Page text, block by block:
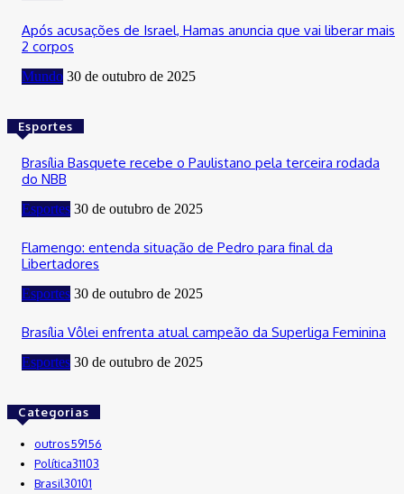
Após acusações de Israel, Hamas anuncia que vai liberar mais
2 corpos
Mundo 30 de outubro de 2025
Esportes
Brasília Basquete recebe o Paulistano pela terceira rodada
do NBB
Esportes 30 de outubro de 2025
Flamengo: entenda situação de Pedro para final da
Libertadores
Esportes 30 de outubro de 2025
Brasília Vôlei enfrenta atual campeão da Superliga Feminina
Esportes 30 de outubro de 2025
Categorias
outros59156
Política31103
Brasil30101